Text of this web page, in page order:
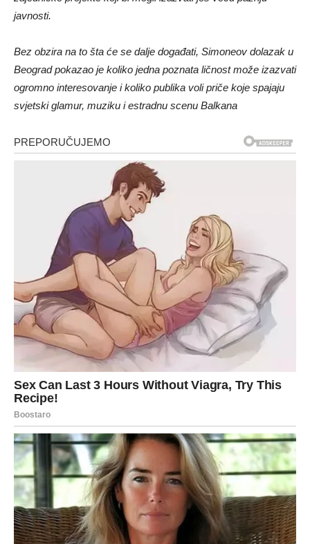
javnosti.
Bez obzira na to šta će se dalje događati, Simoneov dolazak u
Beograd pokazao je koliko jedna poznata ličnost može izazvati
ogromno interesovanje i koliko publika voli priče koje spajaju
svjetski glamur, muziku i estradnu scenu Balkana